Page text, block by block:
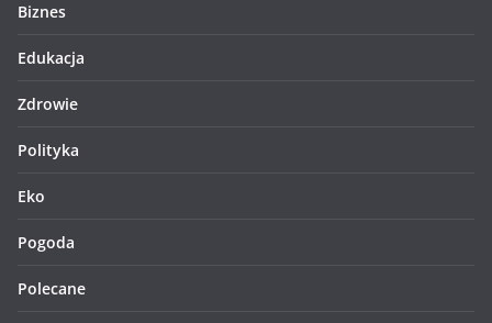
Biznes
Edukacja
Zdrowie
Polityka
Eko
Pogoda
Polecane